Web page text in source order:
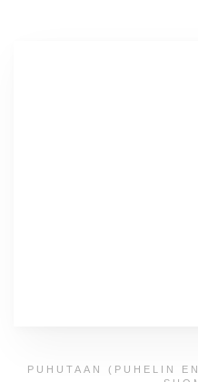
PUHUTAAN (PUHELIN